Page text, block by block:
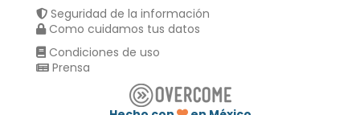
Seguridad de la información
Como cuidamos tus datos
Condiciones de uso
Prensa